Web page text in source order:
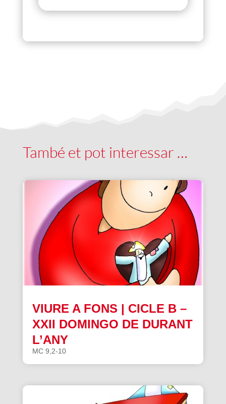
També et pot interessar …
VIURE A FONS | CICLE B –
XXII DOMINGO DE DURANT
L’ANY
MC 9,2-10